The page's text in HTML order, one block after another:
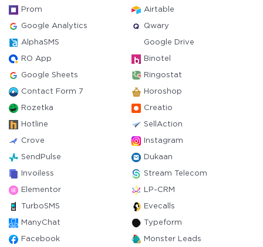
Prom Airtable
Google Analytics Qwary
AlphaSMS Google Drive
RO App Binotel
Google Sheets Ringostat
Contact Form 7 Horoshop
Rozetka Creatio
Hotline SellAction
Crove Instagram
SendPulse Dukaan
Invoiless Stream Telecom
Elementor LP-CRM
TurboSMS Evecalls
ManyChat Typeform
Facebook Monster Leads